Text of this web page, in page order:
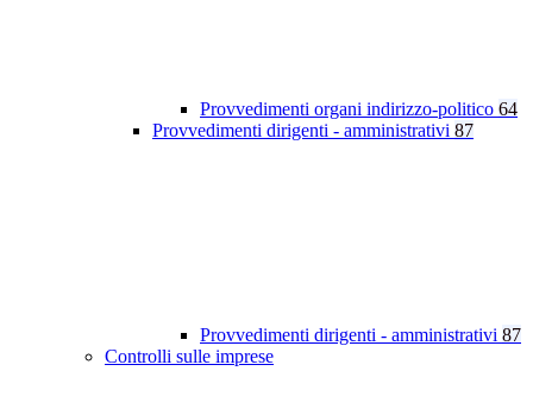
Provvedimenti organi indirizzo-politico 64
Provvedimenti dirigenti - amministrativi 87
Provvedimenti dirigenti - amministrativi 87
Controlli sulle imprese